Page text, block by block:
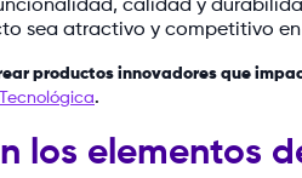
calidad y
sea atractivo y competitivo
productos innovadores que
.
los elementos